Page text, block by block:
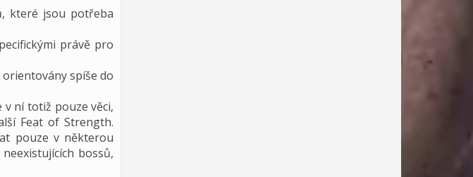
které jsou potřeba
právě pro
spíše do
ní totiž pouze věci,
Feat of Strength.
pouze v některou
bossů,